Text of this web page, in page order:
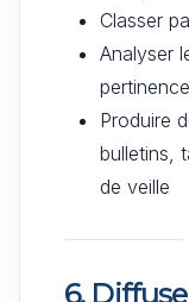
Classer
Analyser
Produire
bulletins,
de veille
6.